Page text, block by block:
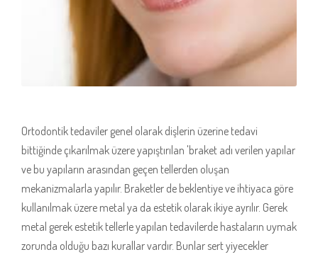
Ortodontik tedaviler genel olarak dişlerin üzerine tedavi
bittiğinde çıkarılmak üzere yapıştırılan 'braket adı verilen yapılar
ve bu yapıların arasından geçen tellerden oluşan
mekanizmalarla yapılır. Braketler de beklentiye ve ihtiyaca göre
kullanılmak üzere metal ya da estetik olarak ikiye ayrılır. Gerek
metal gerek estetik tellerle yapılan tedavilerde hastaların uymak
zorunda olduğu bazı kurallar vardır. Bunlar sert yiyecekler